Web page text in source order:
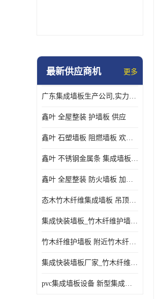
最新供应商机 更多
广东集成墙板生产公司,实力厂家-配送+设计+安装-没中间商
鑫叶 全屋整装 护墙板 供应
鑫叶 石塑墙板 阻燃墙板 欢迎选购
鑫叶 不锈钢金属条 集成墙板阴角线 欢迎选购
鑫叶 全屋整装 防火墙板 加工定制
态木竹木纤维集成墙板 吊顶板材 扣板快装 护墙板
集成快装墙板_竹木纤维护墙板厂家_竹木纤维集成墙板厂家
竹木纤维护墙板 附近竹木纤维集成墙板厂
集成快装墙板厂家_竹木纤维护墙板厂家_竹木纤维集成墙板厂家
pvc集成墙板设备 新型集成墙板 厂家供应